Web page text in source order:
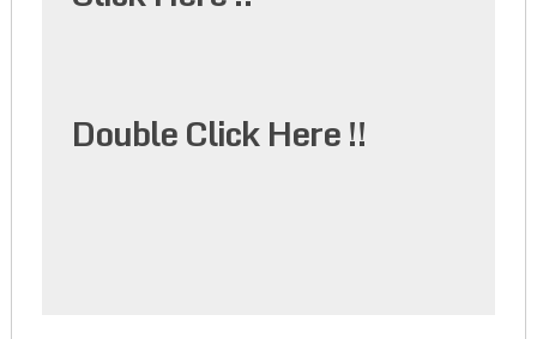
Double Click Here !!